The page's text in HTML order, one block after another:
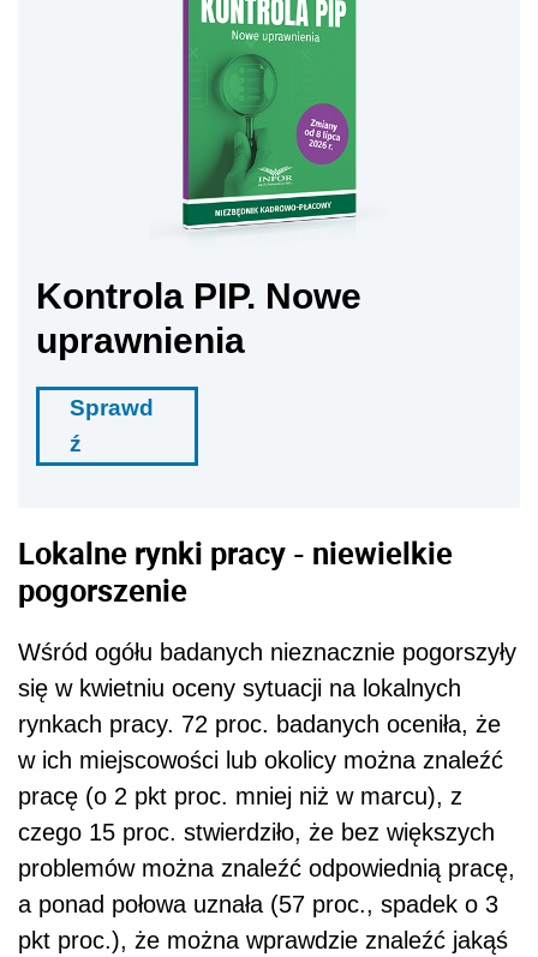
Kontrola PIP. Nowe
uprawnienia
Sprawd
ź
Lokalne rynki pracy - niewielkie
pogorszenie
Wśród ogółu badanych nieznacznie pogorszyły
się w kwietniu oceny sytuacji na lokalnych
rynkach pracy. 72 proc. badanych oceniła, że
w ich miejscowości lub okolicy można znaleźć
pracę (o 2 pkt proc. mniej niż w marcu), z
czego 15 proc. stwierdziło, że bez większych
problemów można znaleźć odpowiednią pracę,
a ponad połowa uznała (57 proc., spadek o 3
pkt proc.), że można wprawdzie znaleźć jakąś